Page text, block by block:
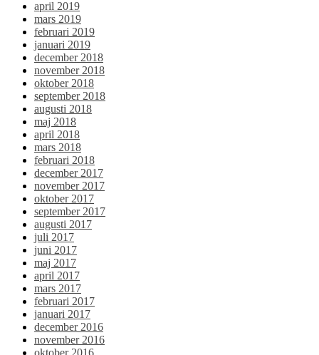
april 2019
mars 2019
februari 2019
januari 2019
december 2018
november 2018
oktober 2018
september 2018
augusti 2018
maj 2018
april 2018
mars 2018
februari 2018
december 2017
november 2017
oktober 2017
september 2017
augusti 2017
juli 2017
juni 2017
maj 2017
april 2017
mars 2017
februari 2017
januari 2017
december 2016
november 2016